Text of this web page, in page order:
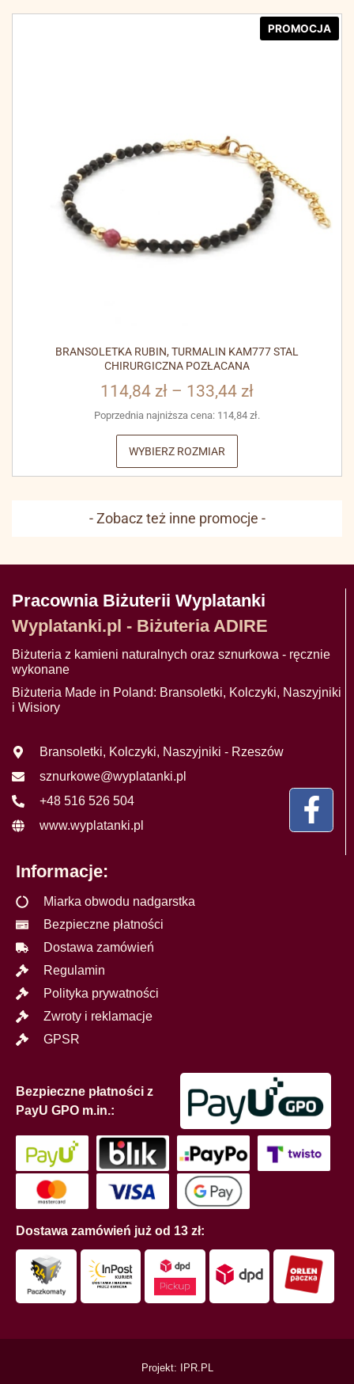
PROMOCJA
BRANSOLETKA RUBIN, TURMALIN KAM777 STAL
CHIRURGICZNA POZŁACANA
114,84 zł – 133,44 zł
Poprzednia najniższa cena: 114,84 zł.
WYBIERZ ROZMIAR
- Zobacz też inne promocje -
Pracownia Biżuterii Wyplatanki
Wyplatanki.pl - Biżuteria ADIRE
Biżuteria z kamieni naturalnych oraz sznurkowa - ręcznie
wykonane
Biżuteria Made in Poland: Bransoletki, Kolczyki, Naszyjniki
i Wisiory
Bransoletki, Kolczyki, Naszyjniki - Rzeszów
sznurkowe@wyplatanki.pl
+48 516 526 504
www.wyplatanki.pl
Informacje:
Miarka obwodu nadgarstka
Bezpieczne płatności
Dostawa zamówień
Regulamin
Polityka prywatności
Zwroty i reklamacje
GPSR
Bezpieczne płatności z
PayU GPO m.in.:
Dostawa zamówień już od 13 zł:
Projekt: IPR.PL